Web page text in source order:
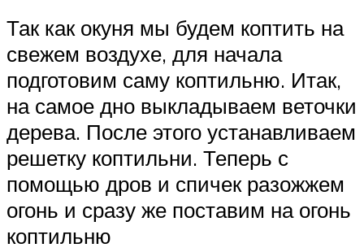
Так как окуня мы будем коптить на
свежем воздухе, для начала
подготовим саму коптильню. Итак,
на самое дно выкладываем веточки
дерева. После этого устанавливаем
решетку коптильни. Теперь с
помощью дров и спичек разожжем
огонь и сразу же поставим на огонь
коптильню